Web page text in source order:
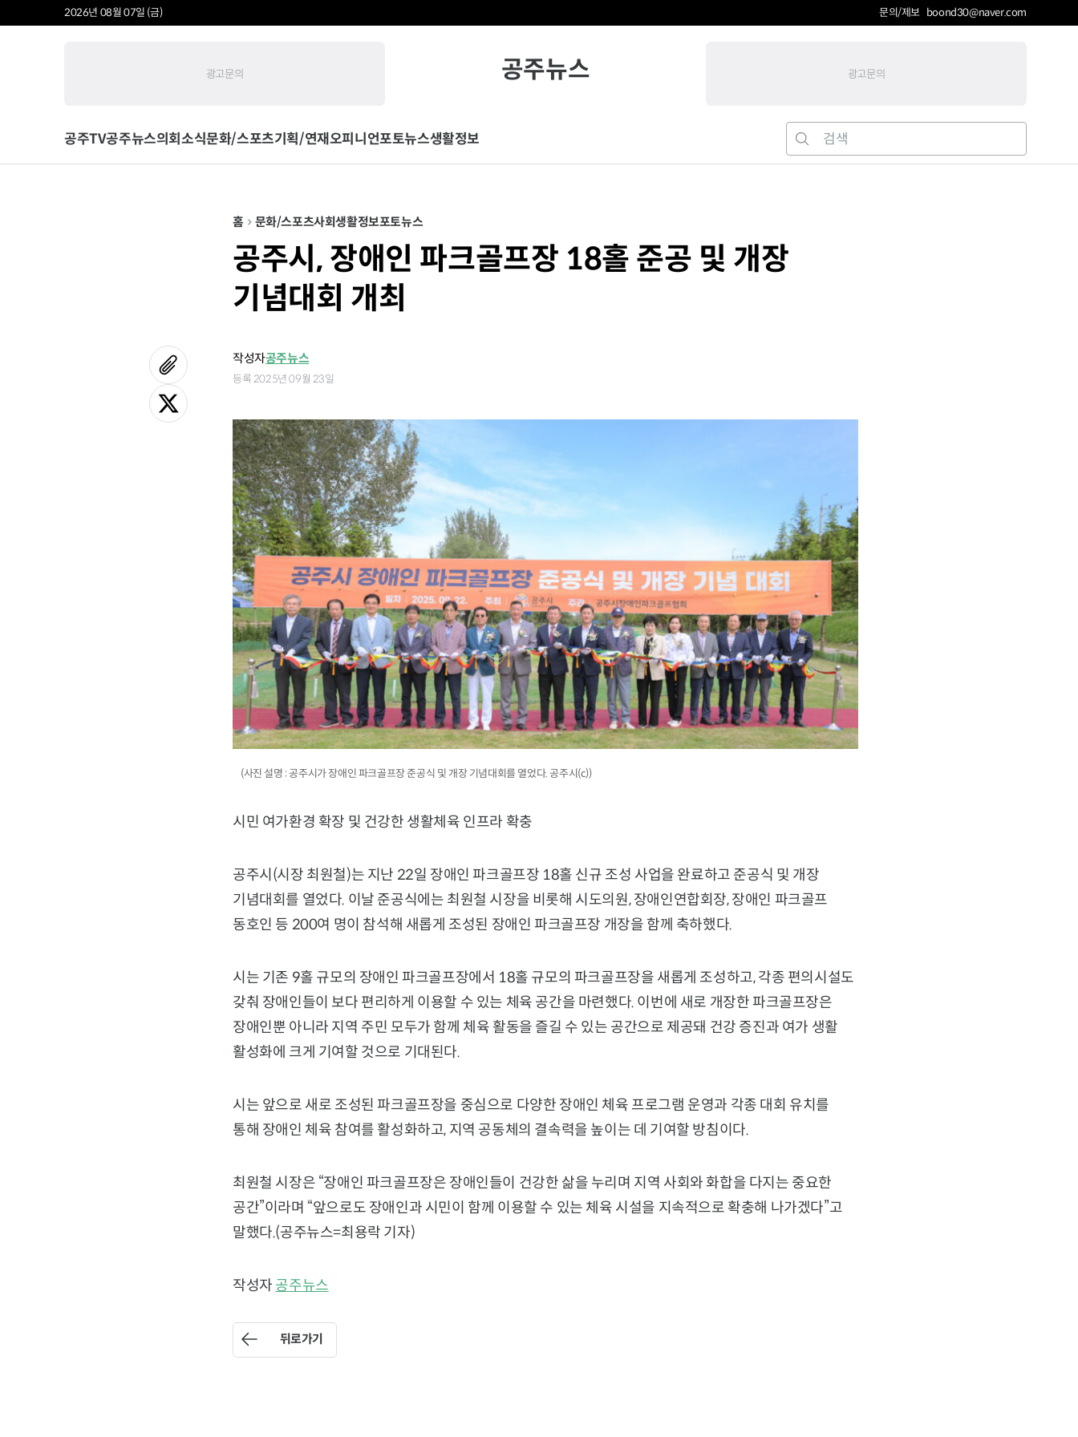
2026년 08월 07일 (금) 문의/제보 boond30@naver.com
광고문의 공주뉴스 광고문의
공주TV공주뉴스의회소식문화/스포츠기획/연재오피니언포토뉴스생활정보
홈 문화/스포츠사회생활정보포토뉴스
공주시, 장애인 파크골프장 18홀 준공 및 개장
기념대회 개최
작성자공주뉴스
등록 2025년 09월 23일
(사진 설명 : 공주시가 장애인 파크골프장 준공식 및 개장 기념대회를 열었다. 공주시(c))
시민 여가환경 확장 및 건강한 생활체육 인프라 확충
공주시(시장 최원철)는 지난 22일 장애인 파크골프장 18홀 신규 조성 사업을 완료하고 준공식 및 개장
기념대회를 열었다. 이날 준공식에는 최원철 시장을 비롯해 시도의원, 장애인연합회장, 장애인 파크골프
동호인 등 200여 명이 참석해 새롭게 조성된 장애인 파크골프장 개장을 함께 축하했다.
시는 기존 9홀 규모의 장애인 파크골프장에서 18홀 규모의 파크골프장을 새롭게 조성하고, 각종 편의시설도
갖춰 장애인들이 보다 편리하게 이용할 수 있는 체육 공간을 마련했다. 이번에 새로 개장한 파크골프장은
장애인뿐 아니라 지역 주민 모두가 함께 체육 활동을 즐길 수 있는 공간으로 제공돼 건강 증진과 여가 생활
활성화에 크게 기여할 것으로 기대된다.
시는 앞으로 새로 조성된 파크골프장을 중심으로 다양한 장애인 체육 프로그램 운영과 각종 대회 유치를
통해 장애인 체육 참여를 활성화하고, 지역 공동체의 결속력을 높이는 데 기여할 방침이다.
최원철 시장은 “장애인 파크골프장은 장애인들이 건강한 삶을 누리며 지역 사회와 화합을 다지는 중요한
공간”이라며 “앞으로도 장애인과 시민이 함께 이용할 수 있는 체육 시설을 지속적으로 확충해 나가겠다”고
말했다.(공주뉴스=최용락 기자)
작성자 공주뉴스
뒤로가기